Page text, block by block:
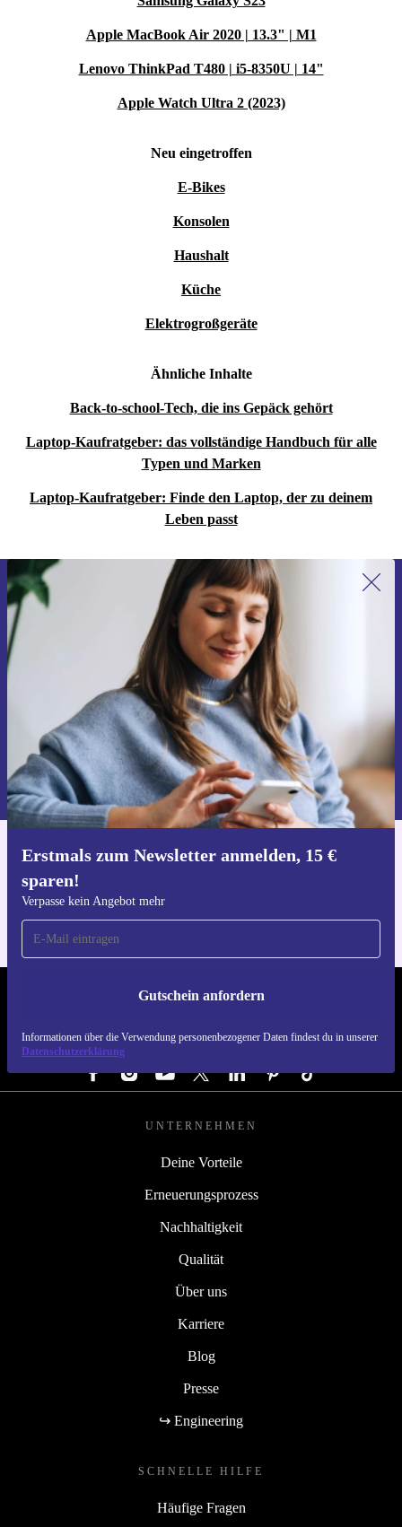
Apple MacBook Air 2020 | 13.3" | M1
Lenovo ThinkPad T480 | i5-8350U | 14"
Apple Watch Ultra 2 (2023)
Neu eingetroffen
E-Bikes
Konsolen
Haushalt
Küche
Elektrogroßgeräte
Ähnliche Inhalte
Back-to-school-Tech, die ins Gepäck gehört
Laptop-Kaufratgeber: das vollständige Handbuch für alle
Typen und Marken
Laptop-Kaufratgeber: Finde den Laptop, der zu deinem
Leben passt
Erstmals zum Newsletter anmelden, 15 €
sparen!
Verpasse kein Angebot mehr
Gutschein anfordern
Informationen über die Verwendung personenbezogener Daten findest du in unserer
Datenschutzerklärung
Erstmals zum Newsletter anmelden,
15 € sparen!
Verpasse kein Angebot mehr.
Gutschein anfordern
Informationen über die Verwendung personenbezogener Daten findest
du in unserer
Datenschutzerklärung.
Hol dir die refurbed-App
REFURBED DEUTSCHLAND - RETHINK NEW.
FOLGE UNS
UNTERNEHMEN
Deine Vorteile
Erneuerungsprozess
Nachhaltigkeit
Qualität
Über uns
Karriere
Blog
Presse
↪ Engineering
SCHNELLE HILFE
Häufige Fragen